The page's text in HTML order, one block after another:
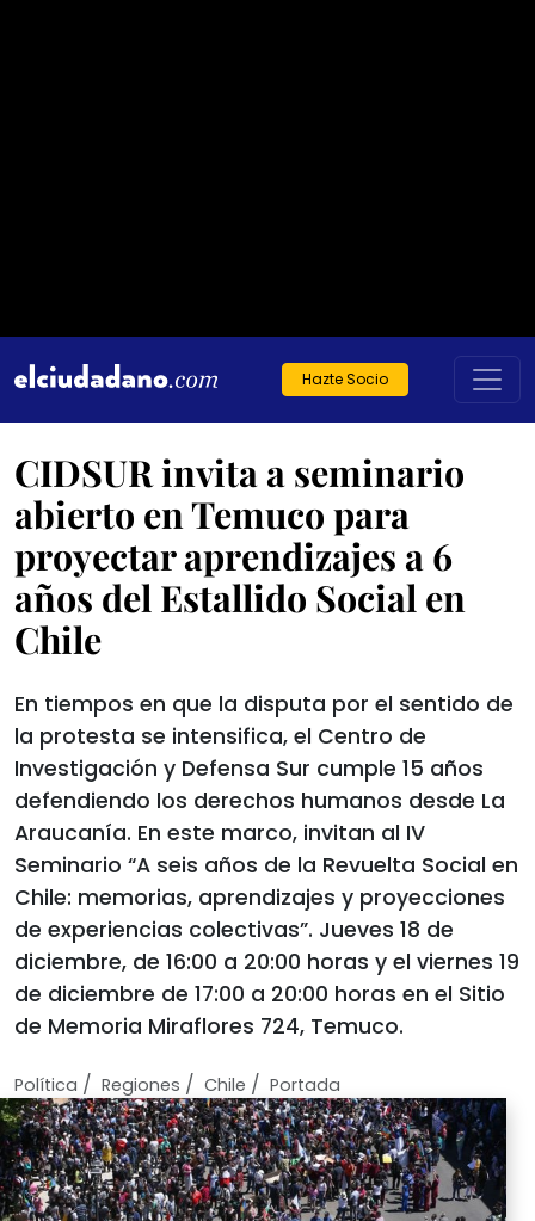
Hazte Socio
CIDSUR invita a seminario
abierto en Temuco para
proyectar aprendizajes a 6
años del Estallido Social en
Chile
En tiempos en que la disputa por el sentido de
la protesta se intensifica, el Centro de
Investigación y Defensa Sur cumple 15 años
defendiendo los derechos humanos desde La
Araucanía. En este marco, invitan al IV
Seminario “A seis años de la Revuelta Social en
Chile: memorias, aprendizajes y proyecciones
de experiencias colectivas”. Jueves 18 de
diciembre, de 16:00 a 20:00 horas y el viernes 19
de diciembre de 17:00 a 20:00 horas en el Sitio
de Memoria Miraflores 724, Temuco.
Política / Regiones / Chile / Portada